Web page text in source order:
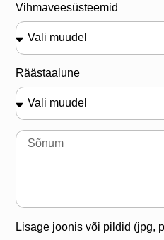
Vihmaveesüsteemid
Räästaalune
Lisage joonis või pildid (jpg,